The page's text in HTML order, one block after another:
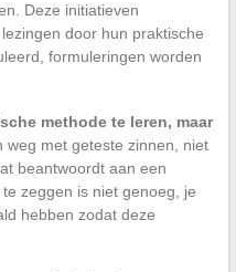
Deze initiatieven
door hun praktische
formuleringen worden
methode te leren, maar
weg met geteste zinnen, niet
beantwoordt aan een
zeggen is niet genoeg, je
hebben zodat deze